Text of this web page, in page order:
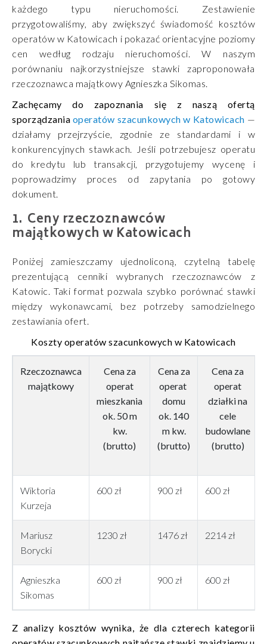
każdego typu nieruchomości. Zestawienie
przygotowaliśmy, aby zwiększyć świadomość kosztów
operatów w Katowicach i pokazać orientacyjne poziomy
cen według rodzaju nieruchomości. W naszym
porównaniu najkorzystniejsze stawki zaproponowała
rzeczoznawca majątkowy Agnieszka Sikomas.
Zachęcamy do zapoznania się z naszą ofertą
sporządzania operatów szacunkowych w Katowicach —
działamy przejrzyście, zgodnie ze standardami i w
konkurencyjnych stawkach. Jeśli potrzebujesz operatu
do kredytu lub transakcji, przygotujemy wycenę i
poprowadzimy proces od zapytania po gotowy
dokument.
Ceny rzeczoznawców
majątkowych w Katowicach
Poniżej zamieszczamy ujednoliconą, czytelną tabelę
prezentującą cenniki wybranych rzeczoznawców z
Katowic. Taki format pozwala szybko porównać stawki
między wykonawcami, bez potrzeby samodzielnego
zestawiania ofert.
Koszty operatów szacunkowych w Katowicach
Rzeczoznawca
majątkowy
Cena za
operat
mieszkania
ok. 50 m
kw.
(brutto)
Cena za
operat
domu
ok. 140
m kw.
(brutto)
Cena za
operat
działki na
cele
budowlane
(brutto)
Wiktoria
Kurzeja
600 zł 900 zł 600 zł
Mariusz
Borycki
1230 zł 1476 zł 2214 zł
Agnieszka
Sikomas
600 zł 900 zł 600 zł
Z analizy kosztów wynika, że dla czterech kategorii